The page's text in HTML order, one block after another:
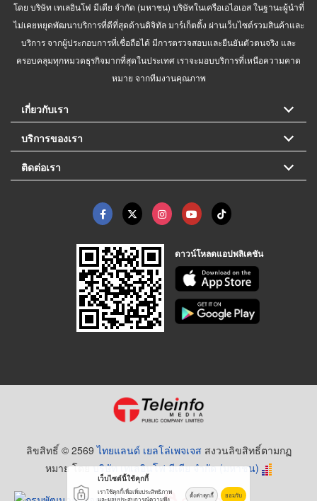
โดย บริษัท เทเลอินโฟ มีเดีย จำกัด (มหาชน) บริษัทในเครือเอไอเอส ในฐานะผู้นำที่
ไม่เคยหยุดพัฒนาบริการที่ดีที่สุดด้านดิจิทัล มาร์เก็ตติ้ง ผ่านเว็บไซต์รวมสินค้าและ
บริการ จากผู้ประกอบการที่เชื่อถือได้ มีการตรวจสอบและยืนยันตัวตนจริง และ
ครอบคลุมทุกหมวดธุรกิจมากที่สุดในประเทศ เราจะมอบบริการที่เหนือความคาด
หมาย จากทีมงานคุณภาพ
เกี่ยวกับเรา
บริการของเรา
ติดต่อเรา
ดาวน์โหลดแอปพลิเคชัน
ลิขสิทธิ์ © 2569ไทยแลนด์ เยลโล่เพจเจส สงวนลิขสิทธิ์ตามกฏ
หมาย โดยบริษัท เทเลอินโฟ มีเดีย จำกัด (มหาชน)
เว็บไซต์นี้ใช้คุกกี้
เราใช้คุกกี้เพื่อเพิ่มประสิทธิภาพ
และมอบประสบการณ์ความพึง
ตั้งค่าคุกกี้ ยอมรับ